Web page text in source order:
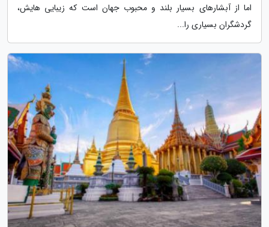
اما از آبشارهای بسیار بلند و محبوب جهان است که زیبایی هایش،
گردشگران بسیاری را...